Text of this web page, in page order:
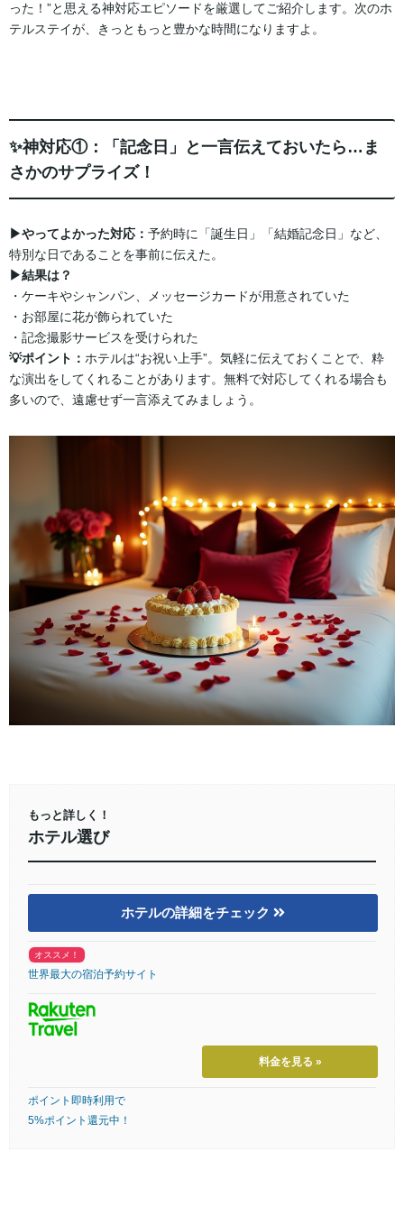
った！”と思える神対応エピソードを厳選してご紹介します。次のホ
テルステイが、きっともっと豊かな時間になりますよ。
✨神対応①：「記念日」と一言伝えておいたら…ま
さかのサプライズ！
▶︎やってよかった対応： 予約時に「誕生日」「結婚記念日」など、
特別な日であることを事前に伝えた。
▶︎結果は？
・ケーキやシャンパン、メッセージカードが用意されていた
・お部屋に花が飾られていた
・記念撮影サービスを受けられた
💡ポイント： ホテルは“お祝い上手”。気軽に伝えておくことで、粋
な演出をしてくれることがあります。無料で対応してくれる場合も
多いので、遠慮せず一言添えてみましょう。
もっと詳しく！
ホテル選び
ホテルの詳細をチェック
オススメ！
世界最大の宿泊予約サイト
料金を見る »
ポイント即時利用で
5%ポイント還元中！